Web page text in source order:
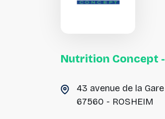
Nutrition Concept -
43 avenue de la Gare
67560 - ROSHEIM